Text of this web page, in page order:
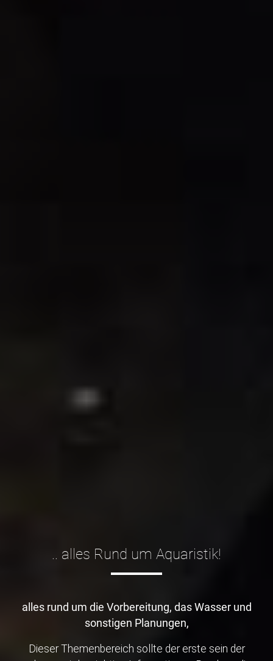
.. alles Rund um Aquaristik!
alles rund um die Vorbereitung, das Wasser und
sonstigen Planungen,
Dieser Themenbereich sollte der erste sein der